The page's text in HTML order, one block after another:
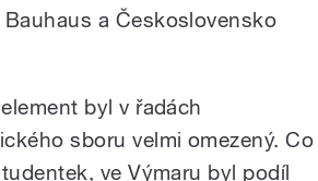
a Československo
byl v řadách
sboru velmi omezený. Co
ve Výmaru byl podíl